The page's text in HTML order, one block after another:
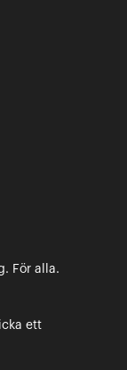
För alla.
ett